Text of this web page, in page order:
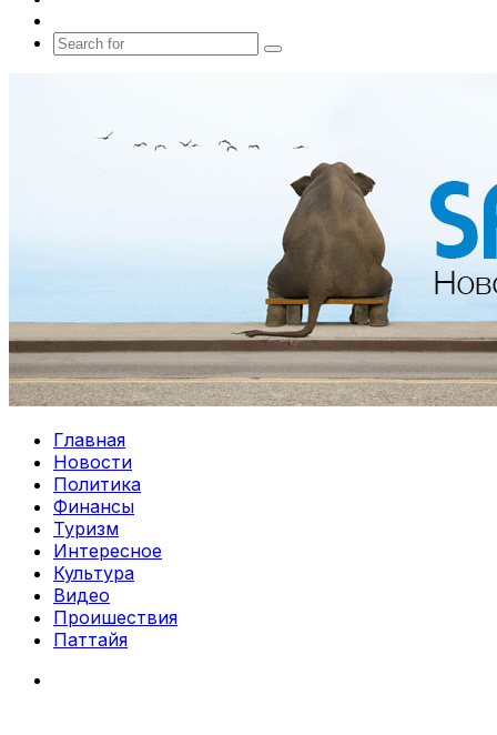
Search
Главная
Новости
Политика
Финансы
Туризм
Интересное
Культура
Видео
Проишествия
Паттайя